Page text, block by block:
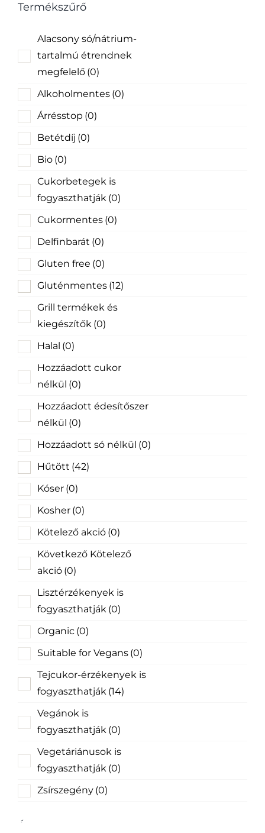
Termékszűrő
Alacsony só/nátrium-
tartalmú étrendnek
megfelelő (0)
Alkoholmentes (0)
Árrésstop (0)
Betétdíj (0)
Bio (0)
Cukorbetegek is
fogyaszthatják (0)
Cukormentes (0)
Delfinbarát (0)
Gluten free (0)
Gluténmentes (12)
Grill termékek és
kiegészítők (0)
Halal (0)
Hozzáadott cukor
nélkül (0)
Hozzáadott édesítőszer
nélkül (0)
Hozzáadott só nélkül (0)
Hűtött (42)
Kóser (0)
Kosher (0)
Kötelező akció (0)
Következő Kötelező
akció (0)
Lisztérzékenyek is
fogyaszthatják (0)
Organic (0)
Suitable for Vegans (0)
Tejcukor-érzékenyek is
fogyaszthatják (14)
Vegánok is
fogyaszthatják (0)
Vegetáriánusok is
fogyaszthatják (0)
Zsírszegény (0)
Ár